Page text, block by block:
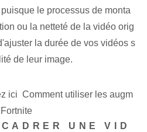
le processus de monta
ou la netteté de la vidéo orig
la durée de vos vidéos s
de leur image.
ici Comment utiliser les augm
UNE VID